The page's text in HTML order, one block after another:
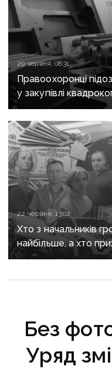
29 червня, 08:31
Правоохоронці
у закупівлі
22 червня, 13:02
Хто з начальників
найбільше, а хто
громадськості
Без фото
Уряд